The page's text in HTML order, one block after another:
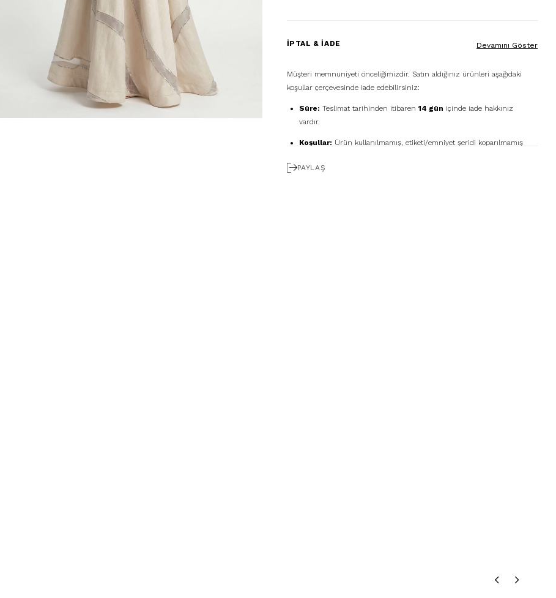
İPTAL & İADE
Müşteri memnuniyeti önceliğimizdir. Satın aldığınız ürünleri aşağıdaki
koşullar çerçevesinde iade edebilirsiniz:
Süre: Teslimat tarihinden itibaren 14 gün içinde iade hakkınız
vardır.
Koşullar: Ürün kullanılmamış, etiketi/emniyet şeridi koparılmamış
Devamını Göster
PAYLAŞ